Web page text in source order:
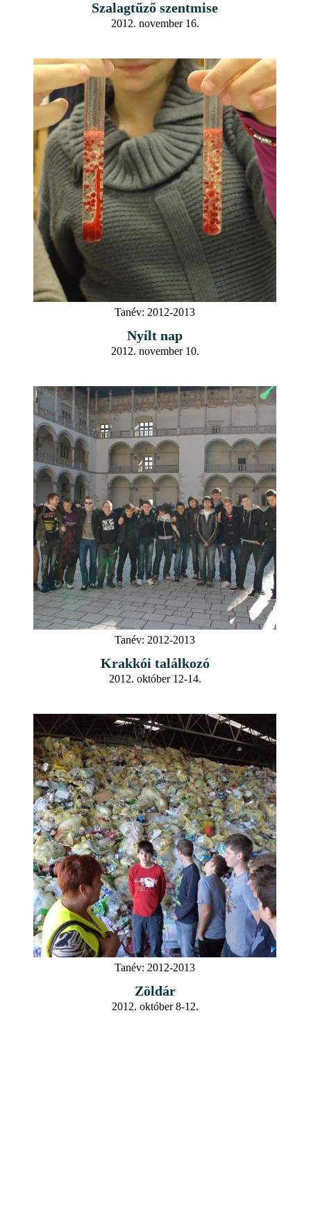
Szalagtűző szentmise
2012. november 16.
Tanév: 2012-2013
Nyílt nap
2012. november 10.
Tanév: 2012-2013
Krakkói találkozó
2012. október 12-14.
Tanév: 2012-2013
Zöldár
2012. október 8-12.